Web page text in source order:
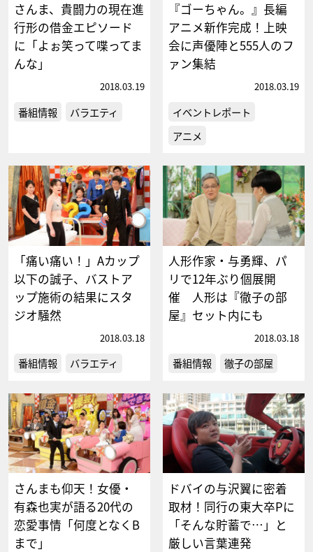
さんま、貴闘力の現在進
行形の借金エピソード
に「よぉ笑って喋ってま
んな」
2018.03.19
番組情報 バラエティ
『ゴーちゃん。』長編
アニメ新作完成！上映
会に声優陣と555人のフ
ァン集結
2018.03.19
イベントレポート
アニメ
「痛い痛い！」Aカップ
以下の誠子、バストア
ップ施術の結果にスタ
ジオ騒然
2018.03.18
番組情報 バラエティ
人形作家・与勇輝、パ
リで12年ぶり個展開
催 人形は『徹子の部
屋』セット内にも
2018.03.18
番組情報 徹子の部屋
さんまも仰天！女優・
有森也実が語る20代の
恋愛事情「何度となくB
まで」
ドバイの与沢翼に密着
取材！同行の東大卒Pに
「そんな貯蓄で…」と
厳しい言葉連発